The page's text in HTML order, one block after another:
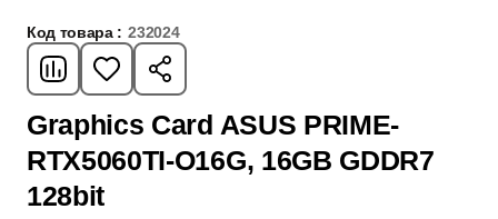
Код товара : 232024
Graphics Card ASUS PRIME-
RTX5060TI-O16G, 16GB GDDR7
128bit